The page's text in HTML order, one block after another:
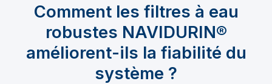
Comment les filtres à eau
robustes NAVIDURIN®
améliorent-ils la fiabilité du
système ?